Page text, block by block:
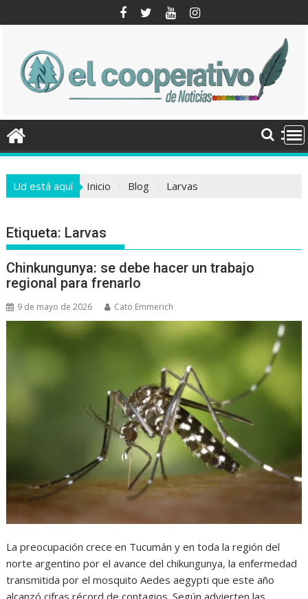
al
Ud está aquí Inicio Blog Larvas
Etiqueta: Larvas
Chinkungunya: se debe hacer un trabajo
regional para frenarlo
9 de mayo de 2026 Cato Emmerich
La preocupación crece en Tucumán y en toda la región del
norte argentino por el avance del chikungunya, la enfermedad
transmitida por el mosquito Aedes aegypti que este año
alcanzó cifras récord de contagios. Según advierten las